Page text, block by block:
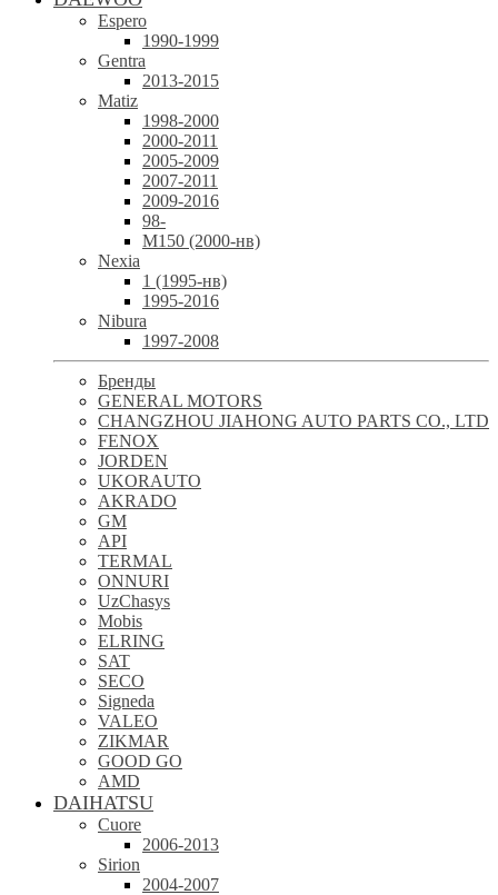
Espero
1990-1999
Gentra
2013-2015
Matiz
1998-2000
2000-2011
2005-2009
2007-2011
2009-2016
98-
М150 (2000-нв)
Nexia
1 (1995-нв)
1995-2016
Nibura
1997-2008
Бренды
GENERAL MOTORS
CHANGZHOU JIAHONG AUTO PARTS CO., LTD
FENOX
JORDEN
UKORAUTO
AKRADO
GM
API
TERMAL
ONNURI
UzChasys
Mobis
ELRING
SAT
SECO
Signeda
VALEO
ZIKMAR
GOOD GO
AMD
DAIHATSU
Cuore
2006-2013
Sirion
2004-2007